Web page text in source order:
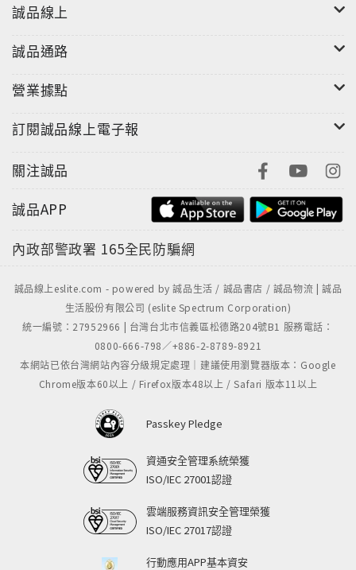
誠品線上
誠品通路
營業據點
訂閱誠品線上電子報
關注誠品
誠品APP
內政部警政署 165全民防騙網
誠品線上eslite.com - powered by 誠品生活 / 誠品書店 / 誠品物流 | 誠品
生活股份有限公司 (eslite Spectrum Corporation)
統一編號：27952966 | 台灣台北市信義區松德路204號B1 服務電話：
0800-666-798／+886-2-8789-8921
本網站已依台灣網站內容分級規定處理｜建議使用瀏覽器版本：Google
Chrome版本60以上 / Firefox版本48以上 / Safari 版本11以上
Passkey Pledge
資通安全管理系統榮獲
ISO/IEC 27001認證
雲端服務資訊安全管理榮獲
ISO/IEC 27017認證
行動應用APP基本資安